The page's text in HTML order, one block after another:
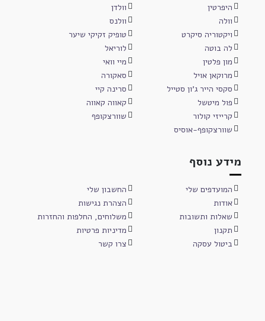
היפרטין
וולדן
וולה
וולנס
ויקטוריה סיקרט
טופיק זקיקי שיער
לה בוטה
לוריאל
מון פלטין
מיי וואי
מרוקאן אויל
סאקורה
סקסי הייר ג'ון סטייל
סרינה קיי
פול מיטשל
קאווה קאווה
קרייזי קולור
שוורצקופף
שוורצקופף-אוסיס
מידע נוסף
המועדפים שלי
החשבון שלי
אודות
הצהרת נגישות
שאלות ותשובות
משלוחים, החלפות והחזרות
תקנון
מדיניות פרטיות
ביטול עסקה
צרו קשר